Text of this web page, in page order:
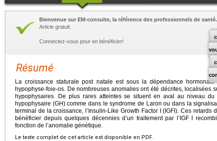
Bienvenue sur EM-consulte, la référence des professionnels de santé.
Article gratuit.
Connectez-vous pour en bénéficier!
Résumé
La croissance staturale post natale est sous la dépendance hormonale
hypophyse-foie-os. De nombreuses anomalies ont été décrites, localisées
hypophysaires. De plus rares atteintes se situent en aval au niveau du
hypophysaire (GH) comme dans le syndrome de Laron ou dans la
terminal de la croissance, l’Insulin-Like Growth Factor I (IGFI). Ces retards
bénéficier depuis quelques décennies d’un traitement par l’IGF I
fonction de l’anomalie génétique.
Le texte complet de cet article est disponible en PDF.